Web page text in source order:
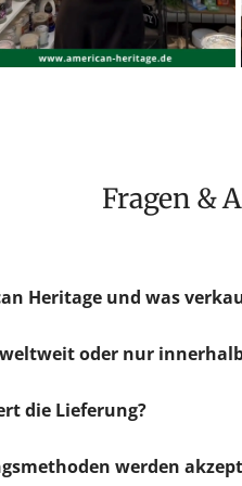
Fragen &
Heritage und was
weltweit oder nur
die Lieferung?
werden